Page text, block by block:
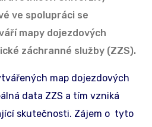
ve spolupráci se
mapy dojezdových
záchranné služby (ZZS).
map dojezdových
data ZZS a tím vzniká
skutečnosti. Zájem o tyto